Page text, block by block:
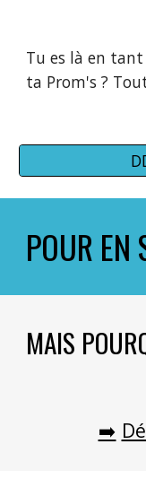
Tu es là en
ta Prom's ?
POUR EN
MAIS
➡️